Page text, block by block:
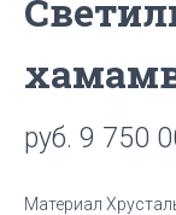
руб. 9 750
Материал